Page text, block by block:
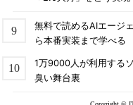
無料で読めるAIエージ
ら本番実装まで学べる
1万9000人が利用する
臭い舞台裏